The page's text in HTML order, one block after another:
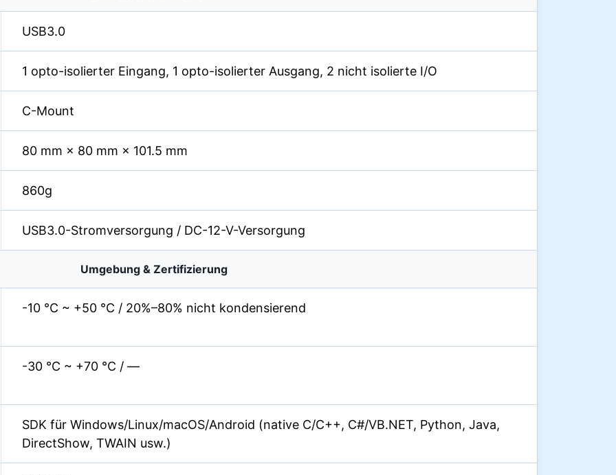
USB3.0
1 opto-isolierter Eingang, 1 opto-isolierter Ausgang, 2 nicht isolierte I/O
C-Mount
80 mm × 80 mm × 101.5 mm
860g
USB3.0-Stromversorgung / DC-12-V-Versorgung
Umgebung & Zertifizierung
-10 °C ~ +50 °C / 20%–80% nicht kondensierend
-30 °C ~ +70 °C / —
SDK für Windows/Linux/macOS/Android (native C/C++, C#/VB.NET, Python, Java,
DirectShow, TWAIN usw.)